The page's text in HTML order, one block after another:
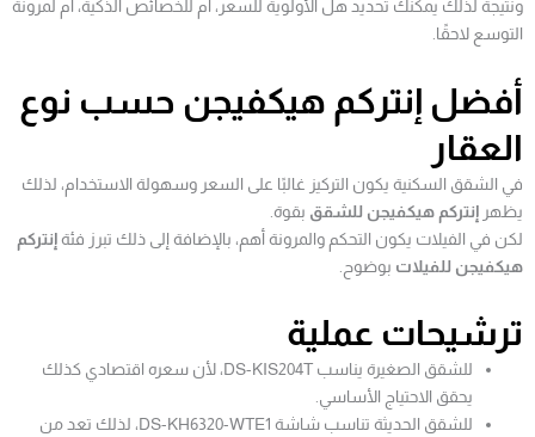
ونتيجة لذلك يمكنك تحديد هل الأولوية للسعر، أم للخصائص الذكية، أم لمرونة
التوسع لاحقًا.
أفضل إنتركم هيكفيجن حسب نوع
العقار
في الشقق السكنية يكون التركيز غالبًا على السعر وسهولة الاستخدام، لذلك
يظهر إنتركم هيكفيجن للشقق بقوة.
لكن في الفيلات يكون التحكم والمرونة أهم، بالإضافة إلى ذلك تبرز فئةإنتركم
هيكفيجن للفيلات بوضوح.
ترشيحات عملية
للشقق الصغيرة يناسب DS-KIS204T، لأن سعره اقتصادي كذلك
يحقق الاحتياج الأساسي.
للشقق الحديثة تناسب شاشة DS-KH6320-WTE1، لذلك تعد من